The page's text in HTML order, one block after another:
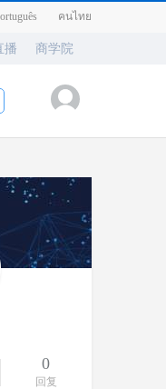
คนไทย
播 商学院
0
回复